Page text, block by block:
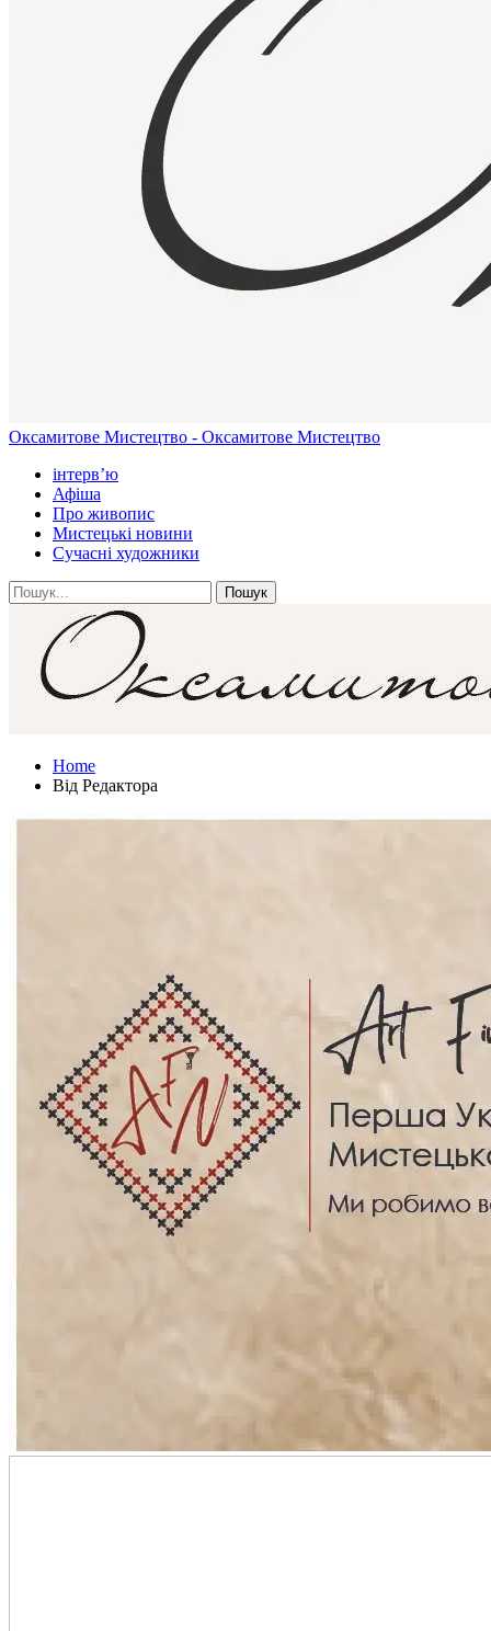
Оксамитове Мистецтво - Оксамитове Мистецтво
інтерв’ю
Афіша
Про живопис
Мистецькі новини
Сучасні художники
Home
Від Редактора